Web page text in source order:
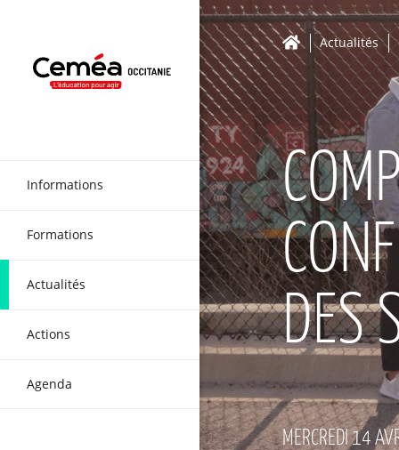
Actualités
DES
MERCREDI 14
Informations
Formations
Actualités
Actions
Agenda